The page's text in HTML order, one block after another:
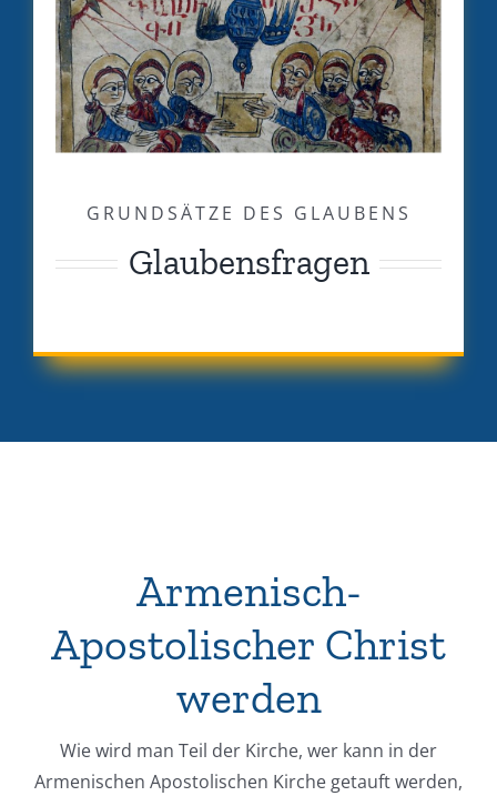
GRUNDSÄTZE DES GLAUBENS
Glaubensfragen
Armenisch-
Apostolischer Christ
werden
Wie wird man Teil der Kirche, wer kann in der
Armenischen Apostolischen Kirche getauft werden,